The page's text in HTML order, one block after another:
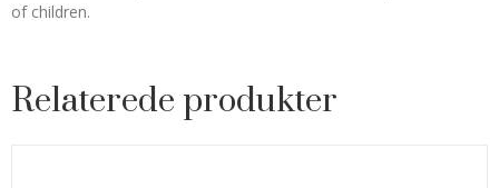
of children.
Relaterede produkter